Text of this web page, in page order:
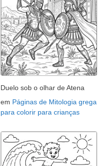
Duelo sob o olhar de Atena
em Páginas de Mitologia grega
para colorir para crianças